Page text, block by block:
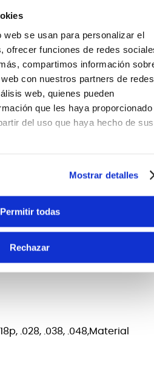
se usan para personalizar el
ofrecer funciones de redes
compartimos información
con nuestros partners de redes
web, quienes pueden
que les haya proporcionado
del uso que haya hecho de sus
Mostrar detalles
Permitir todas
Rechazar
DEL PRODUCTO
Electric son un
para aquellos que gustan
el rock and roll o el blues.
sido largamente usadas
Wayne Shepherd,
fabricadas con los
especificaciones más
la consistencia,
vida.
DIMENSIONES
.028, .038, .048,Material